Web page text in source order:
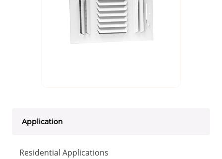
Application
Residential Applications